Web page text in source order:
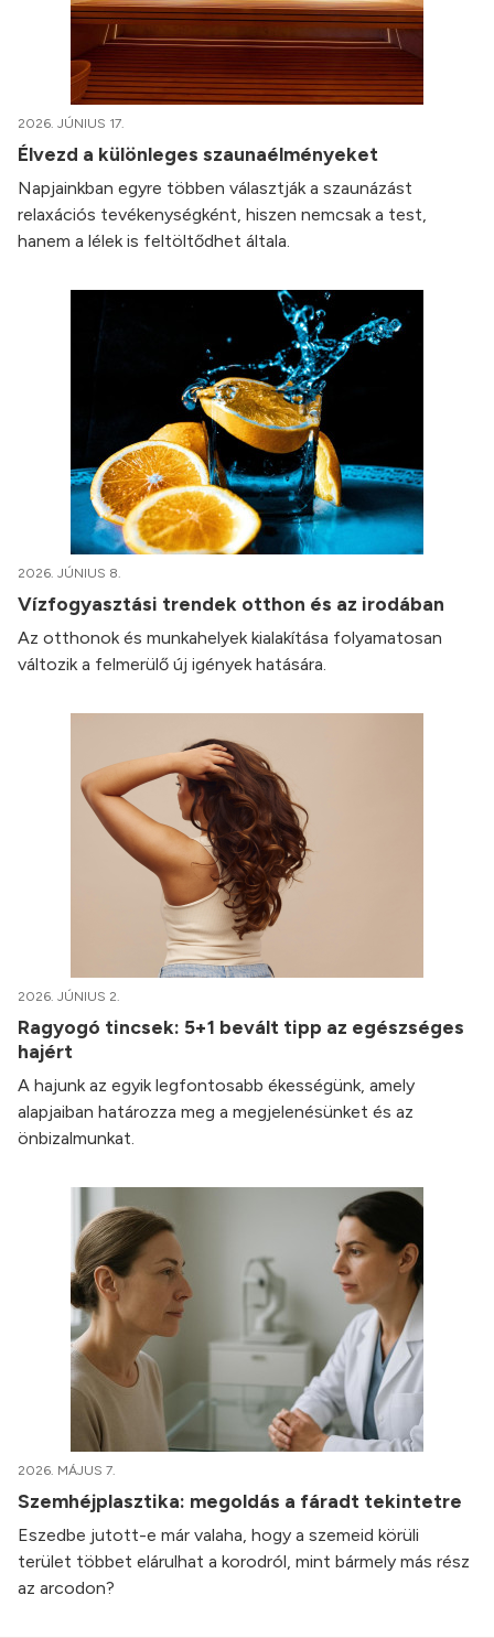
2026. JÚNIUS 17.
Élvezd a különleges szaunaélményeket
Napjainkban egyre többen választják a szaunázást
relaxációs tevékenységként, hiszen nemcsak a test,
hanem a lélek is feltöltődhet általa.
2026. JÚNIUS 8.
Vízfogyasztási trendek otthon és az irodában
Az otthonok és munkahelyek kialakítása folyamatosan
változik a felmerülő új igények hatására.
2026. JÚNIUS 2.
Ragyogó tincsek: 5+1 bevált tipp az egészséges
hajért
A hajunk az egyik legfontosabb ékességünk, amely
alapjaiban határozza meg a megjelenésünket és az
önbizalmunkat.
2026. MÁJUS 7.
Szemhéjplasztika: megoldás a fáradt tekintetre
Eszedbe jutott-e már valaha, hogy a szemeid körüli
terület többet elárulhat a korodról, mint bármely más rész
az arcodon?